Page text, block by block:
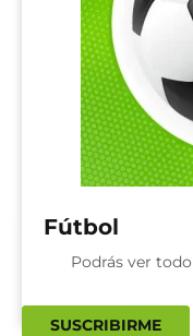
Fútbol
Podrás ver
SUSCRIBIRME